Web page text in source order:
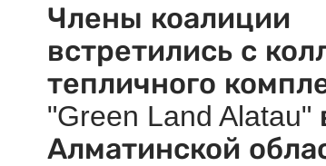
Члены коалиции
встретились с
тепличного
"Green Land Alatau"
Алматинской